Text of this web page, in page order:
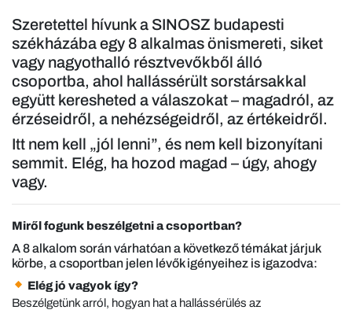
Szeretettel hívunk a SINOSZ budapesti
székházába egy 8 alkalmas önismereti, siket
vagy nagyothalló résztvevőkből álló
csoportba, ahol hallássérült sorstársakkal
együtt keresheted a válaszokat – magadról, az
érzéseidről, a nehézségeidről, az értékeidről.
Itt nem kell „jól lenni”, és nem kell bizonyítani
semmit. Elég, ha hozod magad – úgy, ahogy
vagy.
Miről fogunk beszélgetni a csoportban?
A 8 alkalom során várhatóan a következő témákat járjuk
körbe, a csoportban jelen lévők igényeihez is igazodva:
Elég jó vagyok így?
Beszélgetünk arról, hogyan hat a hallássérülés az